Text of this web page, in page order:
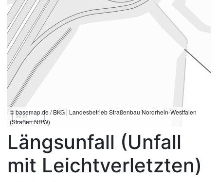
50 m
© basemap.de / BKG | Landesbetrieb Straßenbau Nordrhein-Westfalen
(Straßen.NRW)
Längsunfall (Unfall
mit Leichtverletzten)